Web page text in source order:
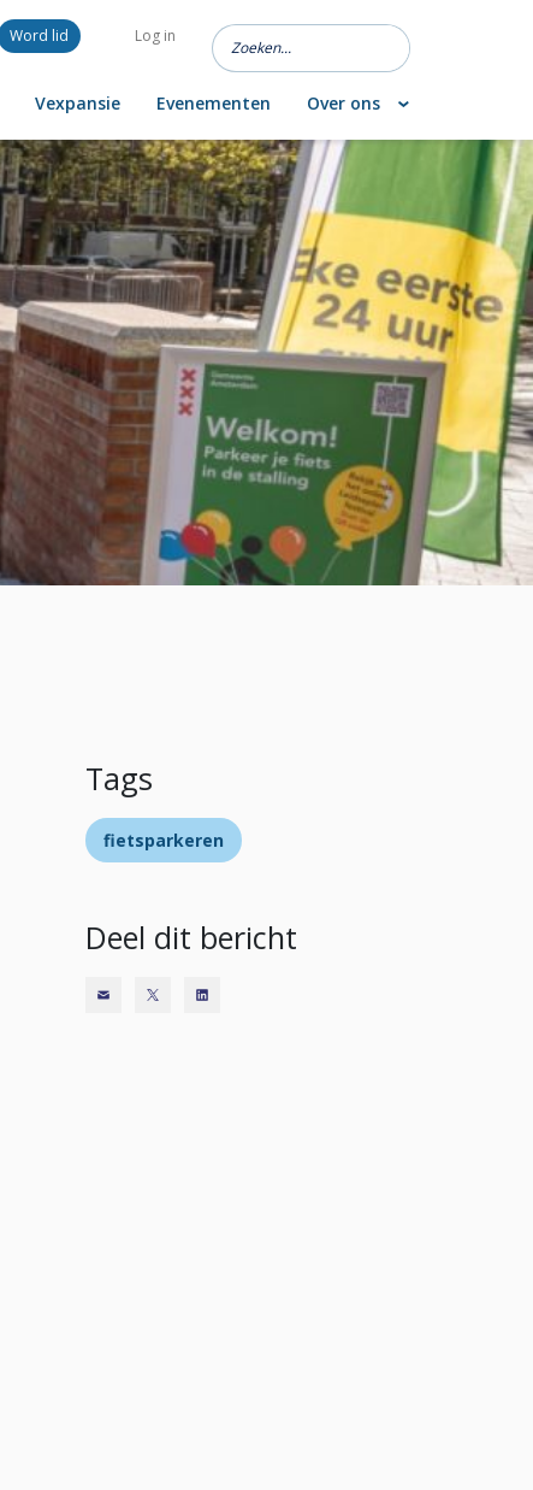
Word lid Log in
Vexpansie Evenementen Over ons
Tags
fietsparkeren
Deel dit bericht